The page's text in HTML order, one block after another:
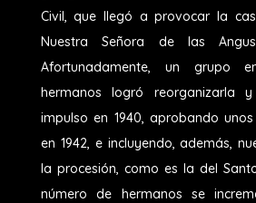
Civil, que llegó a provocar la
Nuestra Señora de las
Afortunadamente, un grupo
hermanos logró reorganizarla
impulso en 1940, aprobando
en 1942, e incluyendo, además,
la procesión, como es la del
número de hermanos se